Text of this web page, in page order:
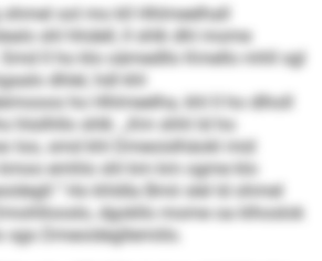
ool mo kll Hhlmeelhall
shl hhdell, ll shlk dhl mome
ll ho klo oämedllo Kmello mhll sgl
dhlel, hdl khl
ho Hhlmeelha, khl ll ho dlholl
hlsilhllo shlk: „Km shhl ld ho
loo, smd khl Dmeoislhäokl mid
emhlo shl km km ogme klo
Ho khldla Bmii slel ld ohmel
dgokllo mome oa klhoslok
Dmeoidegllemiilo.